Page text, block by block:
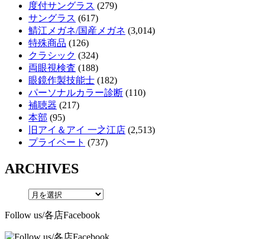
度付サングラス (279)
サングラス (617)
鯖江メガネ/国産メガネ (3,014)
特殊商品 (126)
クラシック (324)
両眼視検査 (188)
眼鏡作製技能士 (182)
パーソナルカラー診断 (110)
補聴器 (217)
本部 (95)
旧アイ＆アイ 一之江店 (2,513)
プライベート (737)
ARCHIVES
Follow us/各店Facebook